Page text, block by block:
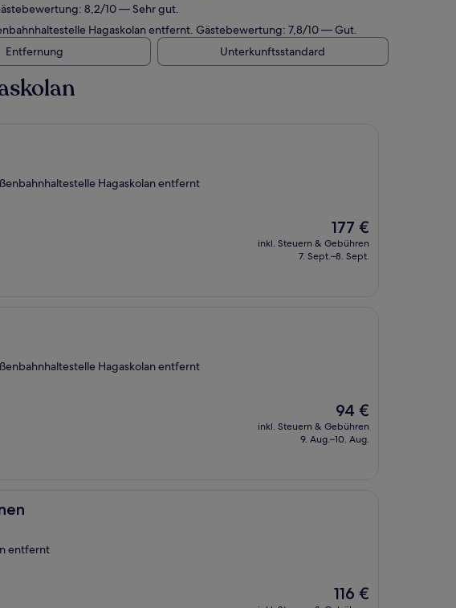
8,2/10 — Sehr gut.
Hagaskolan entfernt. Gästebewertung: 7,8/10 — Gut.
Entfernung Unterkunftsstandard
Hagaskolan entfernt
Der
Preis
beträgt
177 €
inkl. Steuern & Gebühren
7. Sept.–8. Sept.
Hagaskolan entfernt
Der
Preis
beträgt
94 €
inkl. Steuern & Gebühren
9. Aug.–10. Aug.
entfernt
Der
Preis
116 €